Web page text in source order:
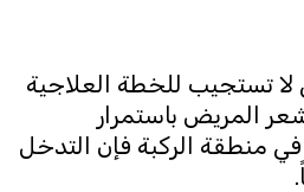
تستجيب للخطة العلاجية
المريض باستمرار
منطقة الركبة فإن التدخل